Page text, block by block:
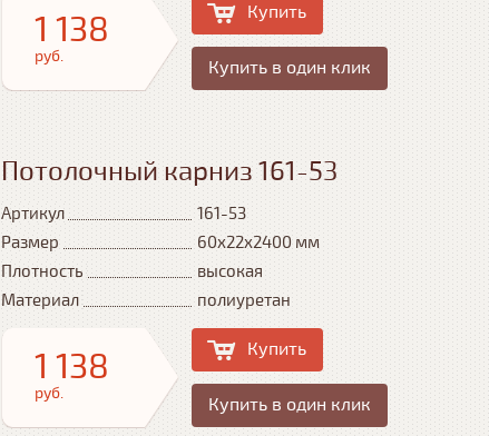
1 138
руб.
Купить
Купить в один клик
Потолочный карниз 161-53
Артикул
161-53
Размер
60x22x2400 мм
Плотность
высокая
Материал
полиуретан
1 138
руб.
Купить
Купить в один клик